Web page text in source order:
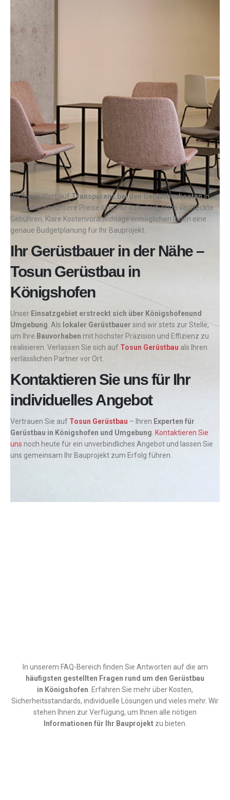
Wir legen Wert auf Transparenz bei den Gerüstbaukostenin
Königshofen. Unsere Preise sind fair kalkuliert, ohne versteckte
Gebühren. Klare Kostenvoranschläge ermöglichen Ihnen eine
genaue Budgetplanung für Ihr Bauprojekt.
Ihr Gerüstbauer in der Nähe –
Tosun Gerüstbau in
Königshofen
Unser Einsatzgebiet erstreckt sich über Königshofenund
Umgebung . Als lokaler Gerüstbauer sind wir stets zur Stelle,
um Ihre Bauvorhaben mit höchster Präzision und Effizienz zu
realisieren. Verlassen Sie sich auf Tosun Gerüstbau als Ihren
verlässlichen Partner vor Ort.
Kontaktieren Sie uns für Ihr
individuelles Angebot
Vertrauen Sie auf Tosun Gerüstbau – Ihren Experten für
Gerüstbau in Königshofen und Umgebung Kontaktieren Sie
uns noch heute für ein unverbindliches Angebot und lassen Sie
uns gemeinsam Ihr Bauprojekt zum Erfolg führen.
In unserem FAQ-Bereich finden Sie Antworten auf die am
häufigsten gestellten Fragen rund um den Gerüstbau
in Königshofen . Erfahren Sie mehr über Kosten,
Sicherheitsstandards, individuelle Lösungen und vieles mehr. Wir
stehen Ihnen zur Verfügung, um Ihnen alle nötigen
Informationen für Ihr Bauprojektzu bieten.